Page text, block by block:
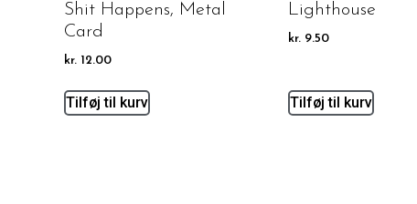
Shit Happens, Metal
Card
kr. 12.00
Tilføj til kurv
Lighthouse
kr. 9.50
Tilføj til kurv